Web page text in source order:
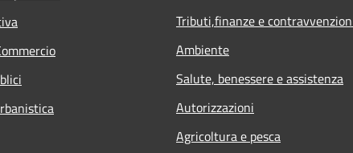
Tributi,finanze e
Ambiente
Salute, benessere e assistenza
Autorizzazioni
Agricoltura e pesca